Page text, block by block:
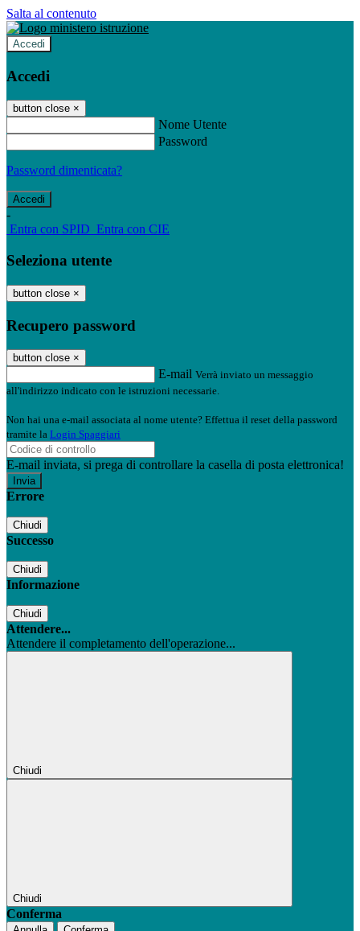
Salta al contenuto
Accedi
Accedi
button close ×
Nome Utente
Password
Password dimenticata?
-
Entra con SPID Entra con CIE
Seleziona utente
button close ×
Recupero password
button close ×
E-mail Verrà inviato un messaggio
all'indirizzo indicato con le istruzioni necessarie.
Non hai una e-mail associata al nome utente? Effettua il reset della password
tramite la Login Spaggiari
E-mail inviata, si prega di controllare la casella di posta elettronica!
Errore
Chiudi
Successo
Chiudi
Informazione
Chiudi
Attendere...
Attendere il completamento dell'operazione...
Chiudi
Chiudi
Conferma